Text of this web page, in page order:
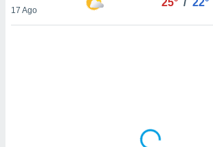
ni para
o
17 Ago